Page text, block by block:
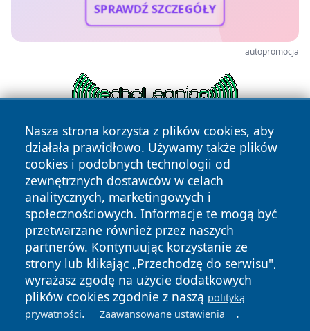
SPRAWDŹ SZCZEGÓŁY
autopromocja
Nasza strona korzysta z plików cookies, aby
działała prawidłowo. Używamy także plików
cookies i podobnych technologii od
zewnętrznych dostawców w celach
analitycznych, marketingowych i
społecznościowych. Informacje te mogą być
przetwarzane również przez naszych
partnerów. Kontynuując korzystanie ze
strony lub klikając „Przechodzę do serwisu",
wyrażasz zgodę na użycie dodatkowych
plików cookies zgodnie z naszą polityką
prywatności. Zaawansowane ustawienia .
Copyright © 2026 kochamsiedlce.pl Wszystkie prawa
zastrzeżone.
News Autorzy
Polityka
Prywatności
Polityka
Cookies